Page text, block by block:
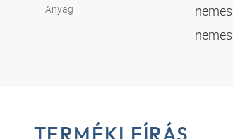
Anyag
TERMÉKLEÍRÁS